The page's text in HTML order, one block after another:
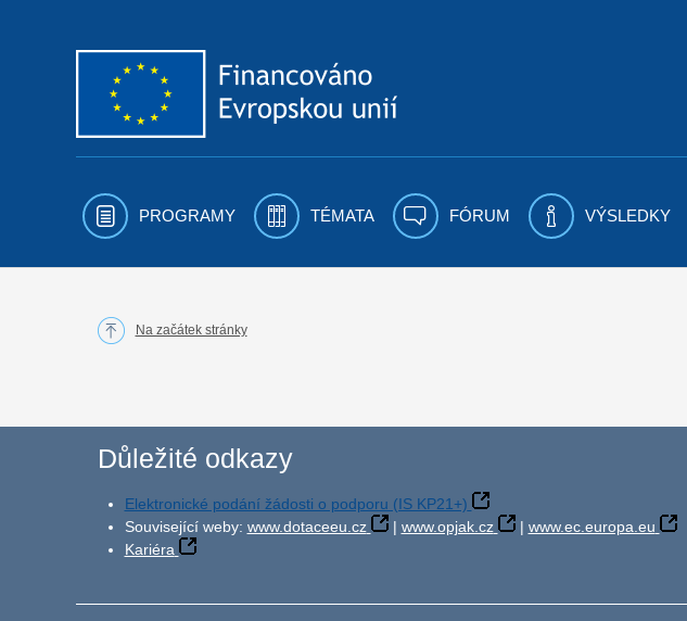
PROGRAMY TÉMATA FÓRUM VÝSLEDKY
Na začátek stránky
Důležité odkazy
Elektronické podání žádosti o podporu (IS KP21+)
Související weby: www.dotaceeu.cz | www.opjak.cz | www.ec.europa.eu
Kariéra